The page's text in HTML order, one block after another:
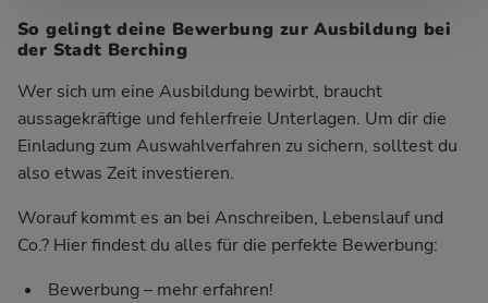
So gelingt deine Bewerbung zur Ausbildung bei
der Stadt Berching
Wer sich um eine Ausbildung bewirbt, braucht
aussagekräftige und fehlerfreie Unterlagen. Um dir die
Einladung zum Auswahlverfahren zu sichern, solltest du
also etwas Zeit investieren.
Worauf kommt es an bei Anschreiben, Lebenslauf und
Co.? Hier findest du alles für die perfekte Bewerbung:
Bewerbung – mehr erfahren!